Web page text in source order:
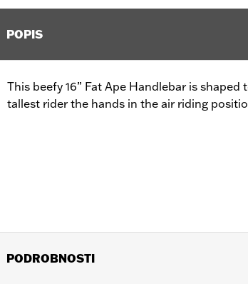
POPIS
This beefy 16” Fat Ape Handlebar is shaped
tallest rider the hands in the air riding
PODROBNOSTI